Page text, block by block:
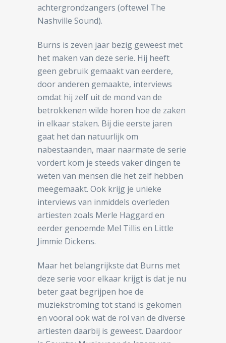
achtergrondzangers (oftewel The
Nashville Sound).
Burns is zeven jaar bezig geweest met
het maken van deze serie. Hij heeft
geen gebruik gemaakt van eerdere,
door anderen gemaakte, interviews
omdat hij zelf uit de mond van de
betrokkenen wilde horen hoe de zaken
in elkaar staken. Bij die eerste jaren
gaat het dan natuurlijk om
nabestaanden, maar naarmate de serie
vordert kom je steeds vaker dingen te
weten van mensen die het zelf hebben
meegemaakt. Ook krijg je unieke
interviews van inmiddels overleden
artiesten zoals Merle Haggard en
eerder genoemde Mel Tillis en Little
Jimmie Dickens.
Maar het belangrijkste dat Burns met
deze serie voor elkaar krijgt is dat je nu
beter gaat begrijpen hoe de
muziekstroming tot stand is gekomen
en vooral ook wat de rol van de diverse
artiesten daarbij is geweest. Daardoor